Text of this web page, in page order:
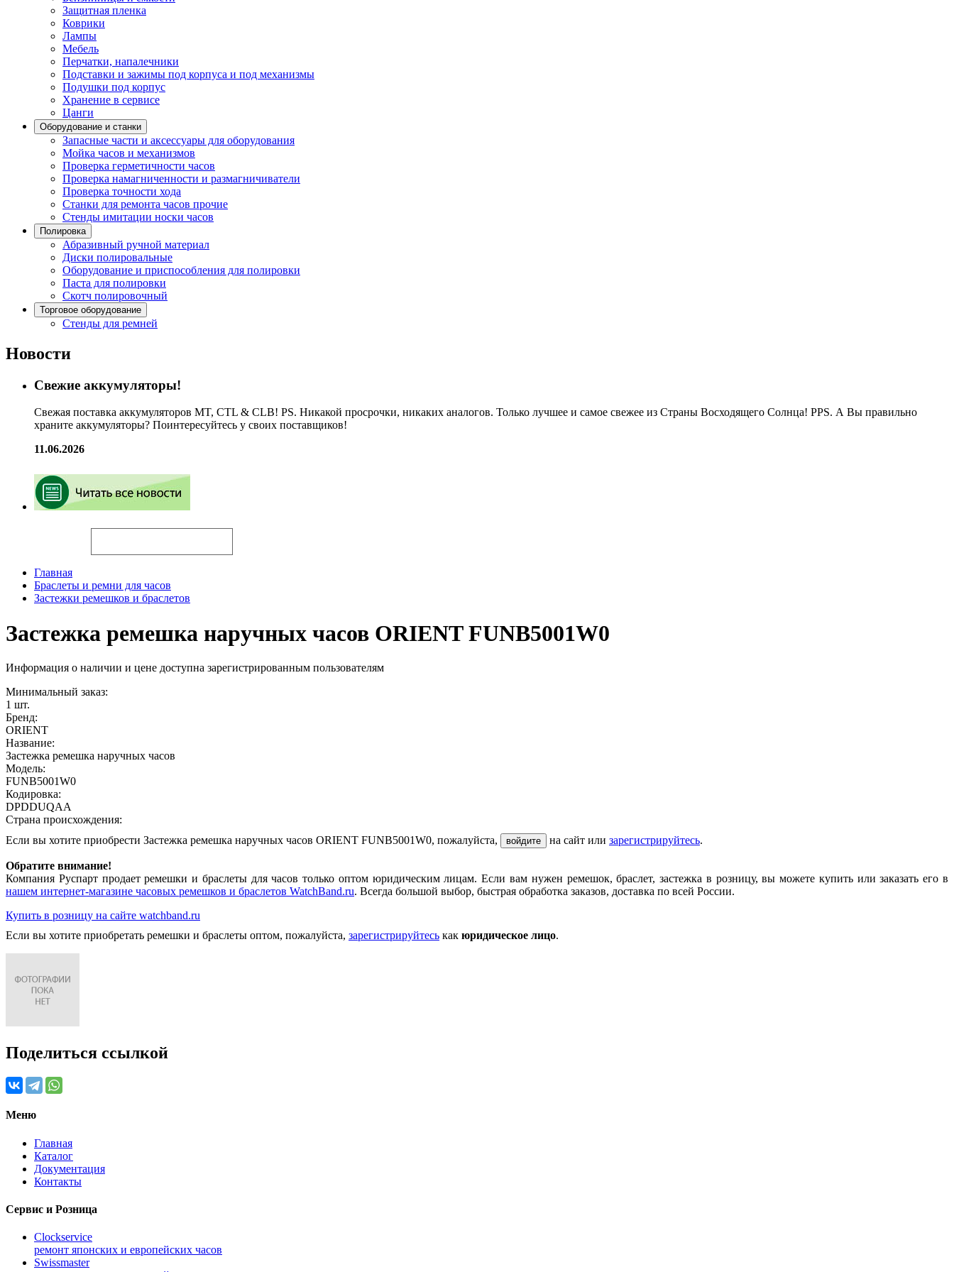
Защитная пленка
Коврики
Лампы
Мебель
Перчатки, напалечники
Подставки и зажимы под корпуса и под механизмы
Подушки под корпус
Хранение в сервисе
Цанги
Оборудование и станки
Запасные части и аксессуары для оборудования
Мойка часов и механизмов
Проверка герметичности часов
Проверка намагниченности и размагничиватели
Проверка точности хода
Станки для ремонта часов прочие
Стенды имитации носки часов
Полировка
Абразивный ручной материал
Диски полировальные
Оборудование и приспособления для полировки
Паста для полировки
Скотч полировочный
Торговое оборудование
Стенды для ремней
Новости
Свежие аккумуляторы!
Свежая поставка аккумуляторов MT, CTL & CLB! PS. Никакой просрочки, никаких аналогов. Только лучшее и самое свежее из Страны Восходящего Солнца! PPS. А Вы правильно
храните аккумуляторы? Поинтересуйтесь у своих поставщиков!
11.06.2026
Главная
Браслеты и ремни для часов
Застежки ремешков и браслетов
Застежка ремешка наручных часов ORIENT FUNB5001W0
Информация о наличии и цене доступна зарегистрированным пользователям
Минимальный заказ:
1 шт.
Бренд:
ORIENT
Название:
Застежка ремешка наручных часов
Модель:
FUNB5001W0
Кодировка:
DPDDUQAA
Страна происхождения:
Если вы хотите приобрести Застежка ремешка наручных часов ORIENT FUNB5001W0, пожалуйста,
войдите на сайт или зарегистрируйтесь.
Обратите внимание!
Компания Руспарт продает ремешки и браслеты для часов только оптом юридическим лицам. Если вам нужен ремешок, браслет, застежка в розницу, вы можете купить или заказать его в
нашем интернет-магазине часовых ремешков и браслетов WatchBand.ru. Всегда большой выбор, быстрая обработка заказов, доставка по всей России.
Купить в розницу на сайте watchband.ru
Если вы хотите приобретать ремешки и браслеты оптом, пожалуйста, зарегистрируйтесь как юридическое лицо.
Поделиться ссылкой
Меню
Главная
Каталог
Документация
Контакты
Сервис и Розница
Clockservice
ремонт японских и европейских часов
Swissmaster